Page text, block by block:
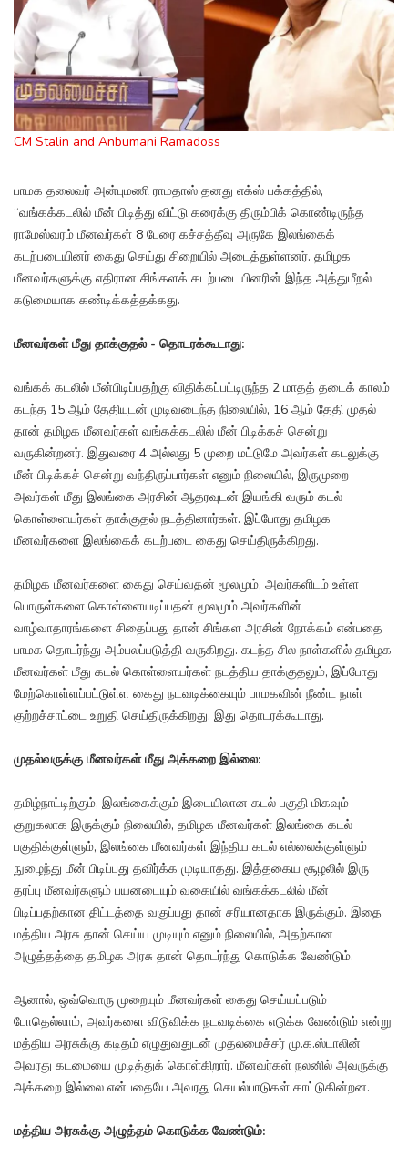
CM Stalin and Anbumani Ramadoss
பாமக தலைவர் அன்புமணி ராமதாஸ் தனது எக்ஸ் பக்கத்தில்,
“வங்கக்கடலில் மீன் பிடித்து விட்டு கரைக்கு திரும்பிக் கொண்டிருந்த
ராமேஸ்வரம் மீனவர்கள் 8 பேரை கச்சத்தீவு அருகே இலங்கைக்
கடற்படையினர் கைது செய்து சிறையில் அடைத்துள்ளனர். தமிழக
மீனவர்களுக்கு எதிரான சிங்களக் கடற்படையினரின் இந்த அத்துமீறல்
கடுமையாக கண்டிக்கத்தக்கது.
மீனவர்கள் மீது தாக்குதல் - தொடரக்கூடாது:
வங்கக் கடலில் மீன்பிடிப்பதற்கு விதிக்கப்பட்டிருந்த 2 மாதத் தடைக் காலம்
கடந்த 15 ஆம் தேதியுடன் முடிவடைந்த நிலையில், 16 ஆம் தேதி முதல்
தான் தமிழக மீனவர்கள் வங்கக்கடலில் மீன் பிடிக்கச் சென்று
வருகின்றனர். இதுவரை 4 அல்லது 5 முறை மட்டுமே அவர்கள் கடலுக்கு
மீன் பிடிக்கச் சென்று வந்திருப்பார்கள் எனும் நிலையில், இருமுறை
அவர்கள் மீது இலங்கை அரசின் ஆதரவுடன் இயங்கி வரும் கடல்
கொள்ளையர்கள் தாக்குதல் நடத்தினார்கள். இப்போது தமிழக
மீனவர்களை இலங்கைக் கடற்படை கைது செய்திருக்கிறது.
தமிழக மீனவர்களை கைது செய்வதன் மூலமும், அவர்களிடம் உள்ள
பொருள்களை கொள்ளையடிப்பதன் மூலமும் அவர்களின்
வாழ்வாதாரங்களை சிதைப்பது தான் சிங்கள அரசின் நோக்கம் என்பதை
பாமக தொடர்ந்து அம்பலப்படுத்தி வருகிறது. கடந்த சில நாள்களில் தமிழக
மீனவர்கள் மீது கடல் கொள்ளையர்கள் நடத்திய தாக்குதலும், இப்போது
மேற்கொள்ளப்பட்டுள்ள கைது நடவடிக்கையும் பாமகவின் நீண்ட நாள்
குற்றச்சாட்டை உறுதி செய்திருக்கிறது. இது தொடரக்கூடாது.
முதல்வருக்கு மீனவர்கள் மீது அக்கறை இல்லை:
தமிழ்நாட்டிற்கும், இலங்கைக்கும் இடையிலான கடல் பகுதி மிகவும்
குறுகலாக இருக்கும் நிலையில், தமிழக மீனவர்கள் இலங்கை கடல்
பகுதிக்குள்ளும், இலங்கை மீனவர்கள் இந்திய கடல் எல்லைக்குள்ளும்
நுழைந்து மீன் பிடிப்பது தவிர்க்க முடியாதது. இத்தகைய சூழலில் இரு
தரப்பு மீனவர்களும் பயனடையும் வகையில் வங்கக்கடலில் மீன்
பிடிப்பதற்கான திட்டத்தை வகுப்பது தான் சரியானதாக இருக்கும். இதை
மத்திய அரசு தான் செய்ய முடியும் எனும் நிலையில், அதற்கான
அழுத்தத்தை தமிழக அரசு தான் தொடர்ந்து கொடுக்க வேண்டும்.
ஆனால், ஒவ்வொரு முறையும் மீனவர்கள் கைது செய்யப்படும்
போதெல்லாம், அவர்களை விடுவிக்க நடவடிக்கை எடுக்க வேண்டும் என்று
மத்திய அரசுக்கு கடிதம் எழுதுவதுடன் முதலமைச்சர் மு.க.ஸ்டாலின்
அவரது கடமையை முடித்துக் கொள்கிறார். மீனவர்கள் நலனில் அவருக்கு
அக்கறை இல்லை என்பதையே அவரது செயல்பாடுகள் காட்டுகின்றன.
மத்திய அரசுக்கு அழுத்தம் கொடுக்க வேண்டும்: